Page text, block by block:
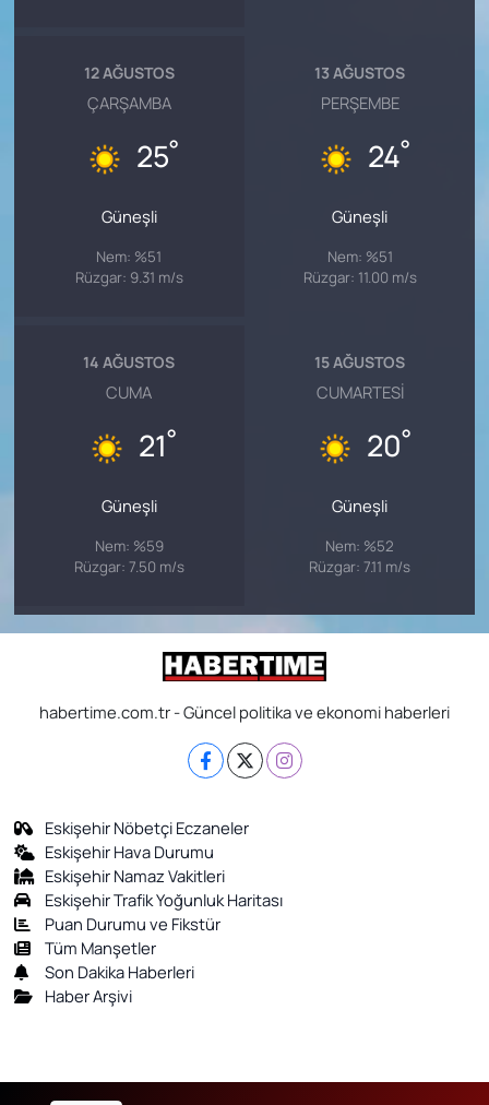
12 AĞUSTOS
ÇARŞAMBA
25°
Güneşli
Nem: %51
Rüzgar: 9.31 m/s
13 AĞUSTOS
PERŞEMBE
24°
Güneşli
Nem: %51
Rüzgar: 11.00 m/s
14 AĞUSTOS
CUMA
21°
Güneşli
Nem: %59
Rüzgar: 7.50 m/s
15 AĞUSTOS
CUMARTESI
20°
Güneşli
Nem: %52
Rüzgar: 7.11 m/s
habertime.com.tr - Güncel politika ve ekonomi haberleri
Eskişehir Nöbetçi Eczaneler
Eskişehir Hava Durumu
Eskişehir Namaz Vakitleri
Eskişehir Trafik Yoğunluk Haritası
Puan Durumu ve Fikstür
Tüm Manşetler
Son Dakika Haberleri
Haber Arşivi